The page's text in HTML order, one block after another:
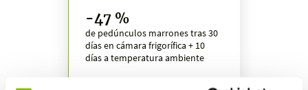
-47 %
de pedúnculos marrones tras 30
días en cámara frigorífica + 10
días a temperatura ambiente